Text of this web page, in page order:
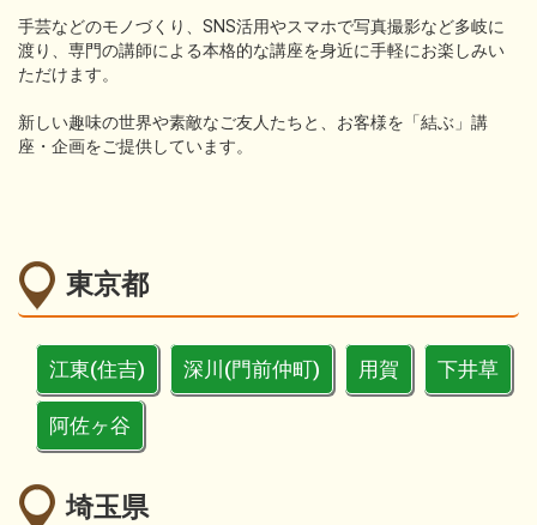
手芸などのモノづくり、SNS活用やスマホで写真撮影など多岐に
渡り、専門の講師による本格的な講座を身近に手軽にお楽しみい
ただけます。
新しい趣味の世界や素敵なご友人たちと、お客様を「結ぶ」講
座・企画をご提供しています。
東京都
江東(住吉) 深川(門前仲町) 用賀 下井草
阿佐ヶ谷
埼玉県